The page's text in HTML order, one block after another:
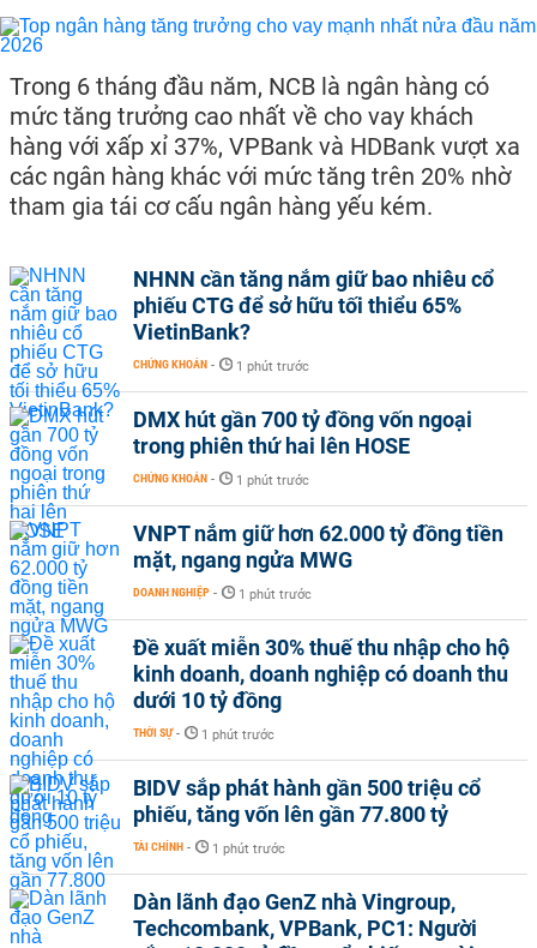
Trong 6 tháng đầu năm, NCB là ngân hàng có
mức tăng trưởng cao nhất về cho vay khách
hàng với xấp xỉ 37%, VPBank và HDBank vượt xa
các ngân hàng khác với mức tăng trên 20% nhờ
tham gia tái cơ cấu ngân hàng yếu kém.
NHNN cần tăng nắm giữ bao nhiêu cổ
phiếu CTG để sở hữu tối thiểu 65%
VietinBank?
CHỨNG KHOÁN - 1 phút trước
DMX hút gần 700 tỷ đồng vốn ngoại
trong phiên thứ hai lên HOSE
CHỨNG KHOÁN - 1 phút trước
VNPT nắm giữ hơn 62.000 tỷ đồng tiền
mặt, ngang ngửa MWG
DOANH NGHIỆP - 1 phút trước
Đề xuất miễn 30% thuế thu nhập cho hộ
kinh doanh, doanh nghiệp có doanh thu
dưới 10 tỷ đồng
THỜI SỰ - 1 phút trước
BIDV sắp phát hành gần 500 triệu cổ
phiếu, tăng vốn lên gần 77.800 tỷ
TÀI CHÍNH - 1 phút trước
Dàn lãnh đạo GenZ nhà Vingroup,
Techcombank, VPBank, PC1: Người